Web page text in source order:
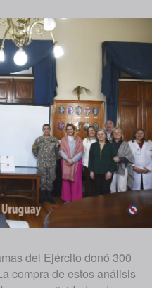
del Ejército donó 300
compra de estos análisis